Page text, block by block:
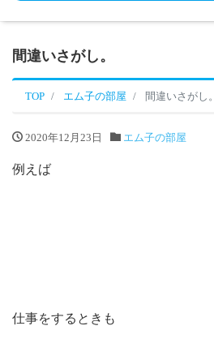
間違いさがし。
TOP エム子の部屋 間違いさがし。
2020年12月23日 エム子の部屋
例えば
仕事をするときも